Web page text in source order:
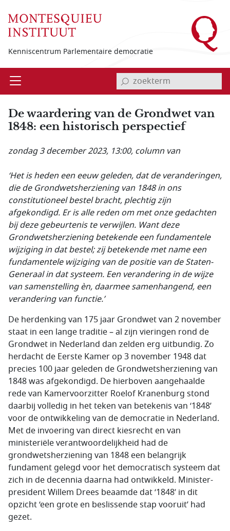
Kenniscentrum Parlementaire democratie
Open invoerveld zoekterm
De waardering van de Grondwet van
1848: een historisch perspectief
zondag 3 december 2023, 13:00, column van
‘Het is heden een eeuw geleden, dat de veranderingen,
die de Grondwetsherziening van 1848 in ons
constitutioneel bestel bracht, plechtig zijn
afgekondigd. Er is alle reden om met onze gedachten
bij deze gebeurtenis te verwijlen. Want deze
Grondwetsherziening betekende een fundamentele
wijziging in dat bestel; zij betekende met name een
fundamentele wijziging van de positie van de Staten-
Generaal in dat systeem. Een verandering in de wijze
van samenstelling èn, daarmee samenhangend, een
verandering van functie.’
De herdenking van 175 jaar Grondwet van 2 november
staat in een lange traditie – al zijn vieringen rond de
Grondwet in Nederland dan zelden erg uitbundig. Zo
herdacht de Eerste Kamer op 3 november 1948 dat
precies 100 jaar geleden de Grondwetsherziening van
1848 was afgekondigd. De hierboven aangehaalde
rede van Kamervoorzitter Roelof Kranenburg stond
daarbij volledig in het teken van betekenis van ‘1848’
voor de ontwikkeling van de democratie in Nederland.
Met de invoering van direct kiesrecht en van
ministeriële verantwoordelijkheid had de
grondwetsherziening van 1848 een belangrijk
fundament gelegd voor het democratisch systeem dat
zich in de decennia daarna had ontwikkeld. Minister-
president Willem Drees beaamde dat ‘1848’ in dit
opzicht ‘een grote en beslissende stap vooruit’ had
gezet.